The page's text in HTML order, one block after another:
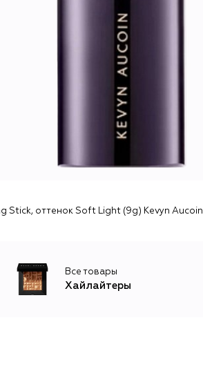
Stick, оттенок Soft Light (9g) Kevyn Aucoin
Все товары
Хайлайтеры